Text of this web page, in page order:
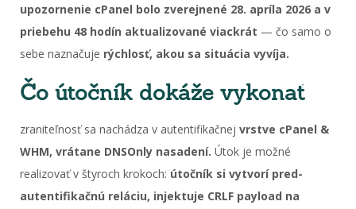
upozornenie cPanel bolo zverejnené 28. apríla 2026 a v
priebehu 48 hodín aktualizované viackrát — čo samo o
sebe naznačuje rýchlosť, akou sa situácia vyvíja.
Čo útočník dokáže vykonať
zraniteľnosť sa nachádza v autentifikačnej vrstve cPanel &
WHM, vrátane DNSOnly nasadení. Útok je možné
realizovať v štyroch krokoch: útočník si vytvorí pred-
autentifikačnú reláciu, injektuje CRLF payload na